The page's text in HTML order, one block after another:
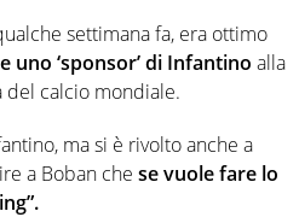
settimana fa, era ottimo
uno ‘sponsor’ di Infantino alla
del calcio mondiale.
ma si è rivolto anche a
a Boban che se vuole fare lo